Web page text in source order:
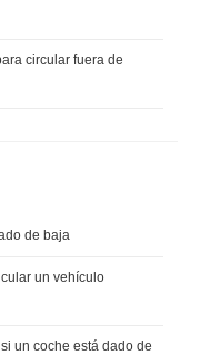
circular fuera de
de baja
un vehículo
un coche está dado de